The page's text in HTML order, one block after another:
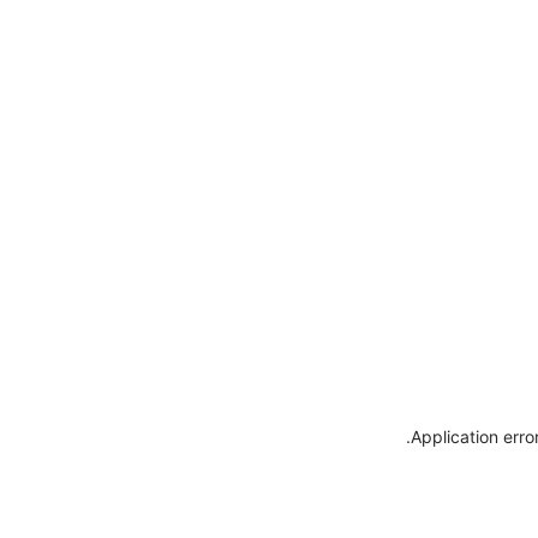
Application
.